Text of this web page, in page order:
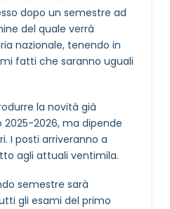
dopo un semestre ad
del quale verrà
nazionale, tenendo in
fatti che saranno uguali
la novità già
2026, ma dipende
I posti arriveranno a
agli attuali ventimila.
semestre sarà
gli esami del primo